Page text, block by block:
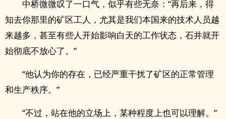
中桥微微叹了一口气，似乎有些无奈：“再后来，得
知去你那里的矿区工人，尤其是我们本国来的技术人员越
来越多，甚至有些人开始影响白天的工作状态，石井就开
始彻底不放心了。”
“他认为你的存在，已经严重干扰了矿区的正常管理
和生产秩序。”
“不过，站在他的立场上，某种程度上也可以理解。”